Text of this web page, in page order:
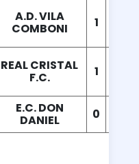
A.D. VILA
COMBONI 1
REAL CRISTAL
F.C. 1
E.C. DON
DANIEL 0